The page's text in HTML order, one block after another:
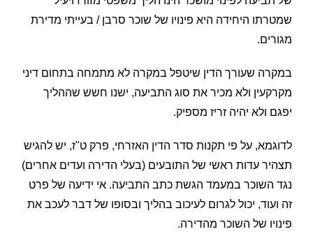
שמטרתו היחידה היא פינויו של שוכר סרבן / בעייתי מדירת
מגורים.
במקרה שעורך הדין שיטפל במקרה לא מתמחה בתחום דיני
מקרקעין ולא מכיר את סוג התביעה, ישנו חשש שההליך
יפגם ולא יהיה זריז מספיק.
לדוגמא, על פי תקנות סדר הדין האזרחי, פרק ט"ז, יש להגיש
תצהיר עדות ראשי של התובעים (בעלי הדירה ועדים אחרים)
נגד השוכר במעמד הגשת כתב התביעה. אי ידיעה של פרט
זה ועוד, יכול לגרום לעיכוב בהליך ובסופו של דבר לעכב את
פינויו של השוכר מהדירה.